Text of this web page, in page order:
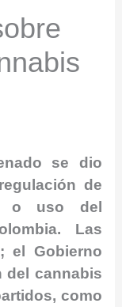
se dio
de
o uso del
Las
el Gobierno
del cannabis
como